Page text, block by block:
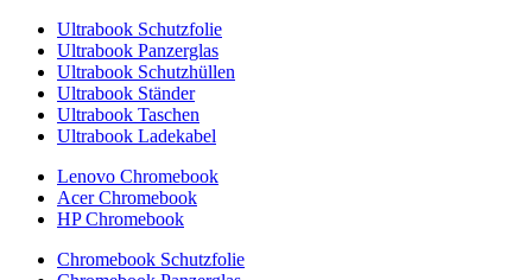
Ultrabook Schutzfolie
Ultrabook Panzerglas
Ultrabook Schutzhüllen
Ultrabook Ständer
Ultrabook Taschen
Ultrabook Ladekabel
Lenovo Chromebook
Acer Chromebook
HP Chromebook
Chromebook Schutzfolie